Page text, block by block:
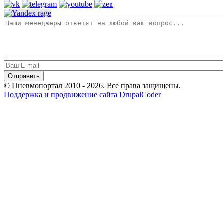
© Пневмопортал 2010 - 2026. Все права защищены.
Поддержка и продвижение сайта DrupalCoder